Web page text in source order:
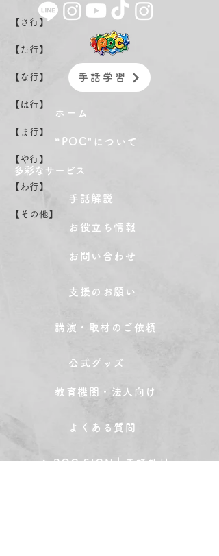
【さ行】
【た行】
【な行】
【は行】
【ま行】
【や行】
【わ行】
【その他】
手話学習
ホーム
“POC"について
​多彩なサービス
手話解説
お役立ち情報
お問い合わせ
支援のお願い
講演・取材のご依頼
公式グッズ
教育機関・法人向け
よくある質問
POC SIGN｜手話教材